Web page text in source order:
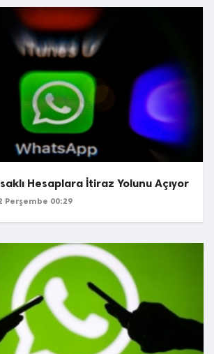
Hesaplara İtiraz Yolunu Açıyor
Perşembe 00:29